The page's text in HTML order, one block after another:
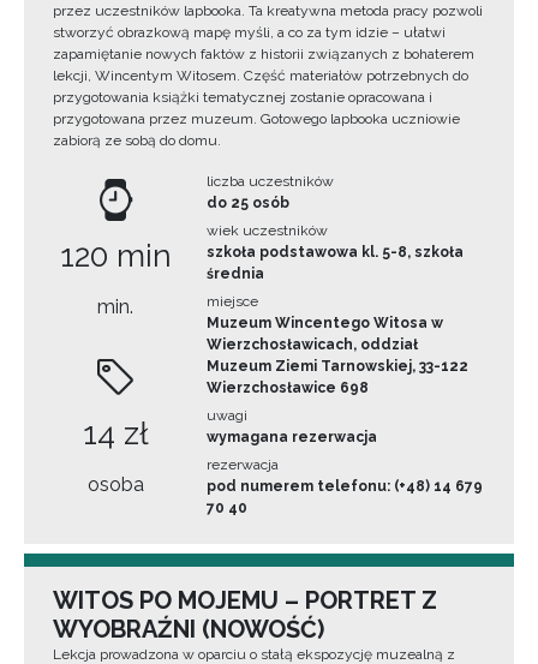
przez uczestników lapbooka. Ta kreatywna metoda pracy pozwoli
stworzyć obrazkową mapę myśli, a co za tym idzie – ułatwi
zapamiętanie nowych faktów z historii związanych z bohaterem
lekcji, Wincentym Witosem. Część materiałów potrzebnych do
przygotowania książki tematycznej zostanie opracowana i
przygotowana przez muzeum. Gotowego lapbooka uczniowie
zabiorą ze sobą do domu.
120 min
min.
14 zł
osoba
liczba uczestników
do 25 osób
wiek uczestników
szkoła podstawowa kl. 5-8, szkoła
średnia
miejsce
Muzeum Wincentego Witosa w
Wierzchosławicach, oddział
Muzeum Ziemi Tarnowskiej, 33-122
Wierzchosławice 698
uwagi
wymagana rezerwacja
rezerwacja
pod numerem telefonu: (+48) 14 679
70 40
WITOS PO MOJEMU – PORTRET Z
WYOBRAŹNI (NOWOŚĆ)
Lekcja prowadzona w oparciu o stałą ekspozycję muzealną z